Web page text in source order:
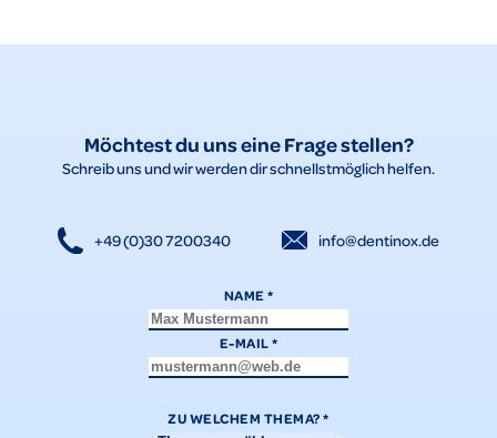
Möchtest du uns eine Frage stellen?
Schreib uns und wir werden dir schnellstmöglich helfen.
+49 (0)30 7200340 info@dentinox.de
NAME*
E-MAIL*
ZU WELCHEM THEMA?*